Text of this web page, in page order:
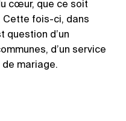
cœur, que ce soit
Cette fois-ci, dans
question d’un
d’un service
de mariage.